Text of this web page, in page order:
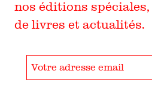
nos éditions
de livres et actualités.